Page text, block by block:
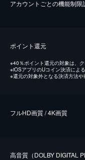
アカウントごとの機能制限
ポイント還元
※40％ポイント還元の対象は、
※iOSアプリのUコイン決済によ
※還元の対象外となる決済方法
フルHD画質 / 4K画質
⾼⾳質（DOLBY DIGITAL